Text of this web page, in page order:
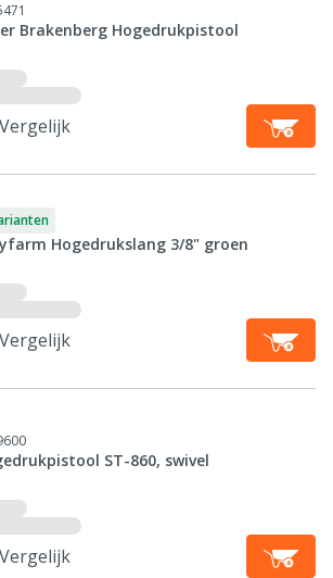
Brakenberg Hogedrukpistool
Vergelijk
Hogedrukslang 3/8" groen
Vergelijk
ST-860, swivel
Vergelijk